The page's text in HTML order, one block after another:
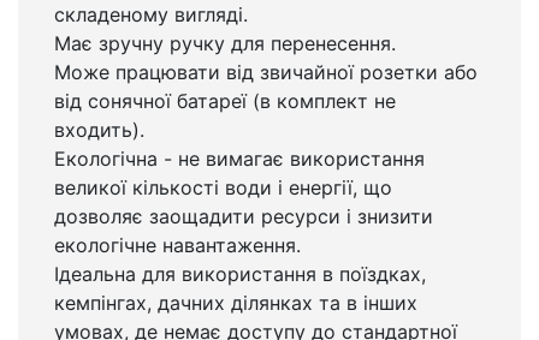
складеному вигляді.
Має зручну ручку для перенесення.
Може працювати від звичайної розетки або
від сонячної батареї (в комплект не
входить).
Екологічна - не вимагає використання
великої кількості води і енергії, що
дозволяє заощадити ресурси і знизити
екологічне навантаження.
Ідеальна для використання в поїздках,
кемпінгах, дачних ділянках та в інших
умовах, де немає доступу до стандартної